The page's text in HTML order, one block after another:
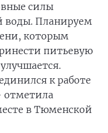
силы
воды. Планируем
которым
питьевую
к работе
отметила
в Тюменской